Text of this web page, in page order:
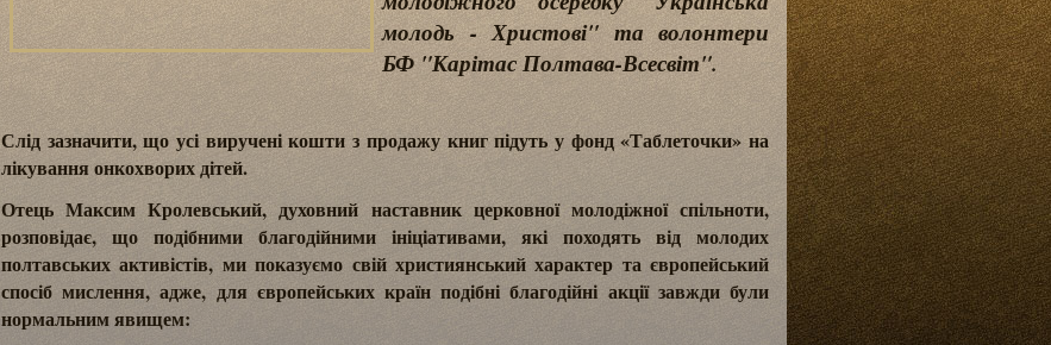
молодь - Христові" та волонтери
БФ "Карітас Полтава-Всесвіт".
Слід зазначити, що усі виручені кошти з продажу книг підуть у фонд «Таблеточки» на
лікування онкохворих дітей.
Отець Максим Кролевський, духовний наставник церковної молодіжної спільноти,
розповідає, що подібними благодійними ініціативами, які походять від молодих
полтавських активістів, ми показуємо свій християнський характер та європейський
спосіб мислення, адже, для європейських країн подібні благодійні акції завжди були
нормальним явищем: